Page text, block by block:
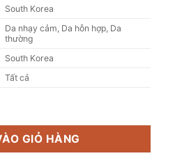
South Korea
Da nhạy cảm, Da hỗn hợp, Da
thường
South Korea
Tất cả
Slow Aging Phyto Collagen
GIỎ HÀNG